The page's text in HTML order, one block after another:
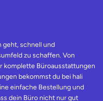
geht, schnell und
zu schaffen. Von
komplette Büroausstattungen
bekommst du bei hali
einfache Bestellung und
dein Büro nicht nur gut